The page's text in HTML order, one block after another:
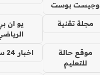
وجيست بوست
مجلة تقنية
يو ان
موقع حالة
للتعليم
اخبار 24 ساعة